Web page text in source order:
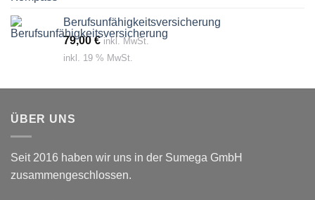
Berufsunfähigkeitsversicherung
79,00€ inkl. MwSt.
inkl. 19 % MwSt.
ÜBER UNS
Seit 2016 haben wir uns in der Sumega GmbH
zusammengeschlossen.